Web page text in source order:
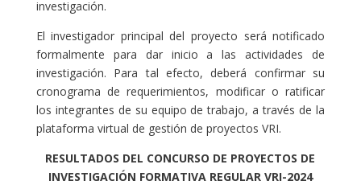
investigación.
El investigador principal del proyecto será notificado
formalmente para dar inicio a las actividades de
investigación. Para tal efecto, deberá confirmar su
cronograma de requerimientos, modificar o ratificar
los integrantes de su equipo de trabajo, a través de la
plataforma virtual de gestión de proyectos VRI.
RESULTADOS DEL CONCURSO DE PROYECTOS DE
INVESTIGACIÓN FORMATIVA REGULAR VRI-2024